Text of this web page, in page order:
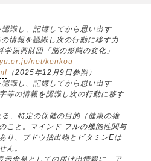
識し、記憶してから思い出す
情報を認識し次の行動に移す力
振興財団「脳の形態の変化」
net/kenkou-
（2025年12月9日参照）
識し、記憶してから思い出す
等の情報を認識し次の行動に移す
、特定の保健の目的（健康の維
こと。マインド フルの機能性関与
り、ブドウ抽出物とビタミンEは
ん。